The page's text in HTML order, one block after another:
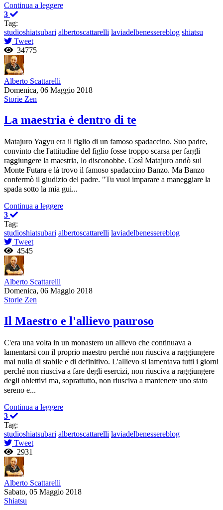
Continua a leggere
3
Tag:
studioshiatsubari albertoscattarelli laviadelbenessereblog shiatsu
Tweet
34775
Alberto Scattarelli
Domenica, 06 Maggio 2018
Storie Zen
La maestria è dentro di te
Matajuro Yagyu era il figlio di un famoso spadaccino. Suo padre,
convinto che l'attitudine del figlio fosse troppo scarsa per fargli
raggiungere la maestria, lo disconobbe. Così Matajuro andò sul
Monte Futara e là trovo il famoso spadaccino Banzo. Ma Banzo
confermò il giudizio del padre. "Tu vuoi imparare a maneggiare la
spada sotto la mia gui...
Continua a leggere
3
Tag:
studioshiatsubari albertoscattarelli laviadelbenessereblog
Tweet
4545
Alberto Scattarelli
Domenica, 06 Maggio 2018
Storie Zen
Il Maestro e l'allievo pauroso
C'era una volta in un monastero un allievo che continuava a
lamentarsi con il proprio maestro perché non riusciva a raggiungere
mai nulla di stabile e di definitivo. L'allievo si lamentava tutti i giorni
perché non riusciva a fare degli esercizi, non riusciva a raggiungere
degli obiettivi ma, soprattutto, non riusciva a mantenere uno stato
sereno e...
Continua a leggere
3
Tag:
studioshiatsubari albertoscattarelli laviadelbenessereblog
Tweet
2931
Alberto Scattarelli
Sabato, 05 Maggio 2018
Shiatsu